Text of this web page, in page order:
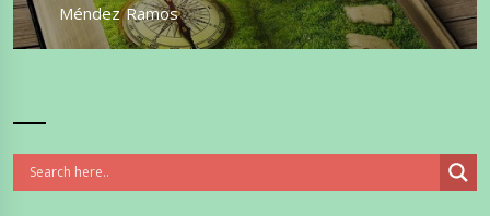
siguiente:
Méndez Ramos